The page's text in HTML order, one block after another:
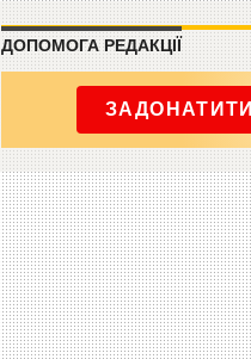
ДОПОМОГА РЕДАКЦІЇ
ЗАДОНАТИТИ